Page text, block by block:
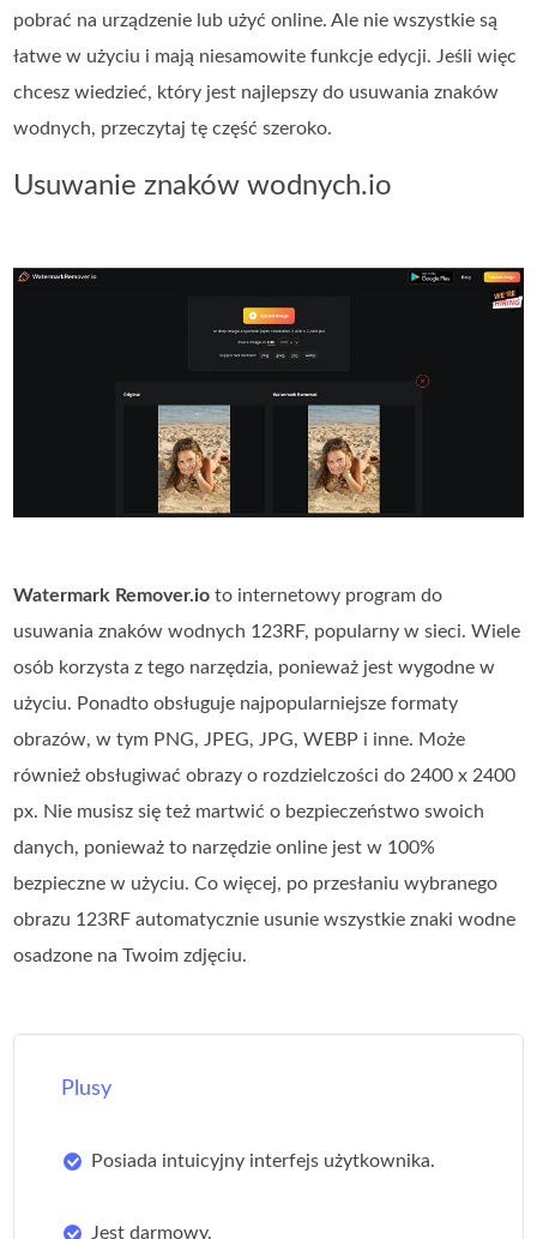
pobrać na urządzenie lub użyć online. Ale nie wszystkie są
łatwe w użyciu i mają niesamowite funkcje edycji. Jeśli więc
chcesz wiedzieć, który jest najlepszy do usuwania znaków
wodnych, przeczytaj tę część szeroko.
Usuwanie znaków wodnych.io
Watermark Remover.io to internetowy program do
usuwania znaków wodnych 123RF, popularny w sieci. Wiele
osób korzysta z tego narzędzia, ponieważ jest wygodne w
użyciu. Ponadto obsługuje najpopularniejsze formaty
obrazów, w tym PNG, JPEG, JPG, WEBP i inne. Może
również obsługiwać obrazy o rozdzielczości do 2400 x 2400
px. Nie musisz się też martwić o bezpieczeństwo swoich
danych, ponieważ to narzędzie online jest w 100%
bezpieczne w użyciu. Co więcej, po przesłaniu wybranego
obrazu 123RF automatycznie usunie wszystkie znaki wodne
osadzone na Twoim zdjęciu.
Plusy
Posiada intuicyjny interfejs użytkownika.
Jest darmowy.